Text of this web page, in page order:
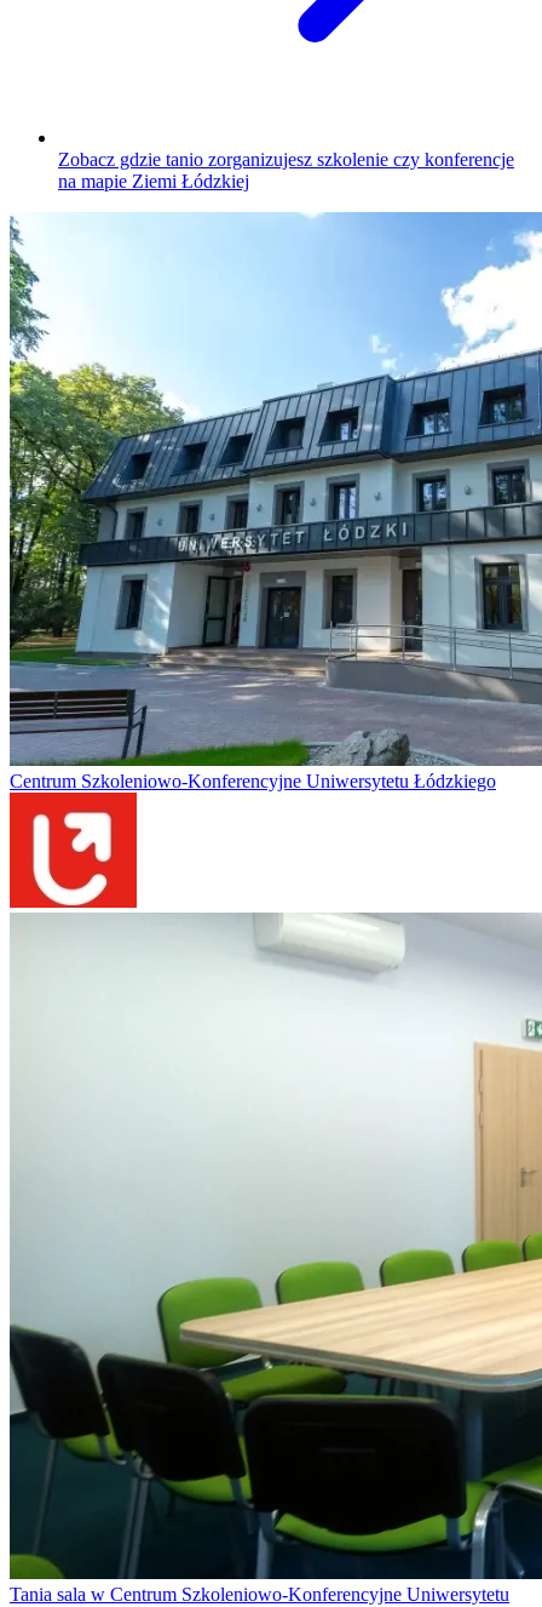
Zobacz gdzie tanio zorganizujesz szkolenie czy konferencje
na mapie Ziemi Łódzkiej
Centrum Szkoleniowo-Konferencyjne Uniwersytetu Łódzkiego
Tania sala w Centrum Szkoleniowo-Konferencyjne Uniwersytetu